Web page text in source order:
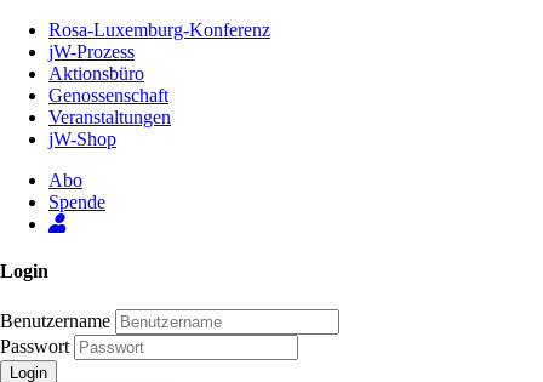
Inhalt
Seite
Rosa-Luxemburg-Konferenz
jW-Prozess
Aktionsbüro
Genossenschaft
Veranstaltungen
jW-Shop
Abo
Spende
Login
Benutzername
Passwort
Login